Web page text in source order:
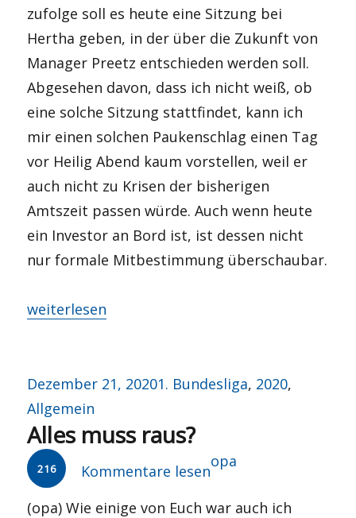
zufolge soll es heute eine Sitzung bei
Hertha geben, in der über die Zukunft von
Manager Preetz entschieden werden soll.
Abgesehen davon, dass ich nicht weiß, ob
eine solche Sitzung stattfindet, kann ich
mir einen solchen Paukenschlag einen Tag
vor Heilig Abend kaum vorstellen, weil er
auch nicht zu Krisen der bisherigen
Amtszeit passen würde. Auch wenn heute
ein Investor an Bord ist, ist dessen nicht
nur formale Mitbestimmung überschaubar.
„Sturm im Wasserglas?“
weiterlesen
Veröffentlicht
am
Dezember 21, 2020Kategorien
1. Bundesliga, 2020,
Allgemein
Alles muss raus?
216 Kommentare lesen
Autor
opa
(opa) Wie einige von Euch war auch ich